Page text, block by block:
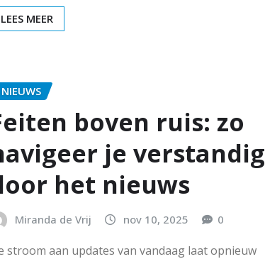
LEES MEER
NIEUWS
boven ruis: zo
je verstandig
het nieuws
Miranda de Vrij nov 10, 2025 0
stroom aan updates van vandaag laat opnieuw